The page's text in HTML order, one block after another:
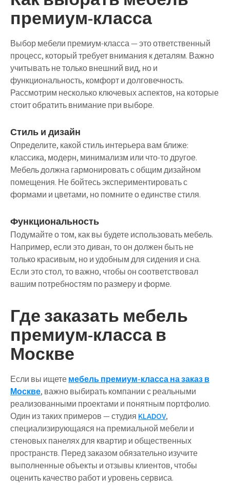
премиум-класса
Выбор мебели премиум-класса — это ответственный
процесс, который требует внимания к деталям. Важно
учитывать не только внешний вид, но и
функциональность, комфорт и долговечность.
Рассмотрим несколько ключевых аспектов, на которые
стоит обратить внимание при выборе.
Стиль и дизайн
Определите, какой стиль интерьера вам ближе:
классика, модерн, минимализм или что-то другое.
Мебель должна гармонировать с общим дизайном
помещения. Не бойтесь экспериментировать с
формами и цветами, но помните о единстве стиля.
Функциональность
Подумайте о том, как вы будете использовать мебель.
Например, если это диван, то он должен быть не
только красивым, но и удобным для сидения и сна.
Если это стол, то важно, чтобы он соответствовал
вашим потребностям по размеру и форме.
Где заказать мебель
премиум-класса в
Москве
Если вы ищетемебель премиум-класса на заказ в
Москве, важно выбирать компании с реальными
реализованными проектами и понятным портфолио.
Один из таких примеров — студия KLADOV,
специализирующаяся на премиальной мебели и
стеновых панелях для квартир и общественных
пространств. Перед заказом обязательно изучите
выполненные объекты и отзывы клиентов, чтобы
оценить качество работ и уровень сервиса.